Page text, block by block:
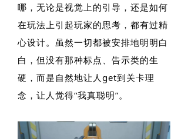
哪，无论是视觉上的引导，还是如何
在玩法上引起玩家的思考，都有过精
心设计。虽然一切都被安排地明明白
白，但没有那种标点、告示类的生
硬，而是自然地让人get到关卡理
念，让人觉得“我真聪明”。